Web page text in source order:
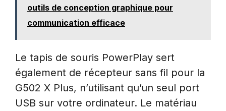
outils de conception graphique pour
communication efficace
Le tapis de souris PowerPlay sert
également de récepteur sans fil pour la
G502 X Plus, n’utilisant qu’un seul port
USB sur votre ordinateur. Le matériau